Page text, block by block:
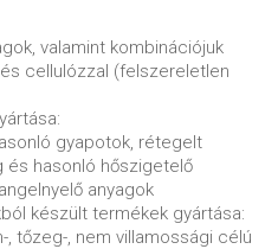
valamint kombinációjuk
cellulózzal (felszereletlen
gyapotok, rétegelt
és hasonló hőszigetelő
anyagok
készült termékek gyártása:
tőzeg-, nem villamossági célú